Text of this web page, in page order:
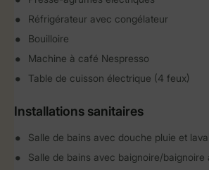
Réfrigérateur avec congélateur
Bouilloire
Machine à café Nespresso
Table de cuisson électrique (4 feux)
Installations sanitaires
Salle de bains avec douche pluie et
Salle de bains avec baignoire/baignoire